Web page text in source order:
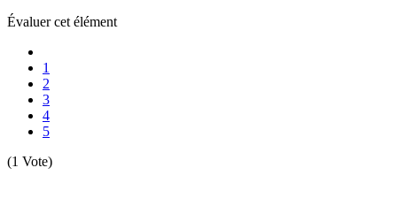
Évaluer cet élément
1
2
3
4
5
(1 Vote)